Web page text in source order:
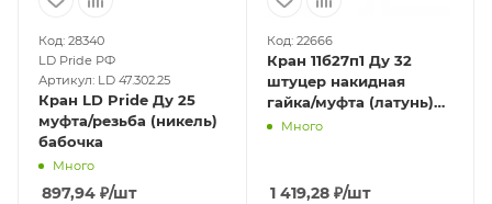
Код: 28340
LD Pride РФ
Артикул: LD 47.302.25
Кран LD Pride Ду 25
муфта/резьба (никель)
бабочка
Много
897,94 ₽/шт
Код: 22666
Кран 11б27п1 Ду 32
штуцер накидная
гайка/муфта (латунь)
"бабочка"
Много
1 419,28₽/шт